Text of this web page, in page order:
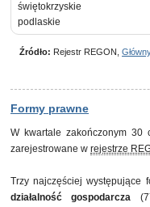
świętokrzyskie
podlaskie
Źródło: Rejestr REGON,
Formy prawne
W kwartale zakończonym 30
zarejestrowane w rejestrze
Trzy najczęściej występujące
działalność gospodarcza